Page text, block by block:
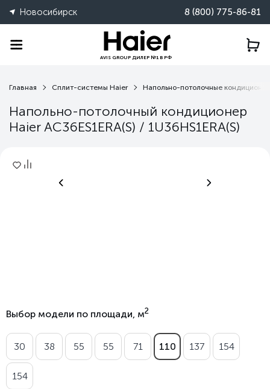
Новосибирск 8 (800) 775-86-81
AVIS GROUP ДИЛЕР №1 В РФ
Главная Сплит-системы Haier Напольно-потолочные
Напольно-потолочный кондиционер
Haier AC36ES1ERA(S) / 1U36HS1ERA(S)
Выбор модели по площади, м2
30 38 55 55 71 110 137 154
154